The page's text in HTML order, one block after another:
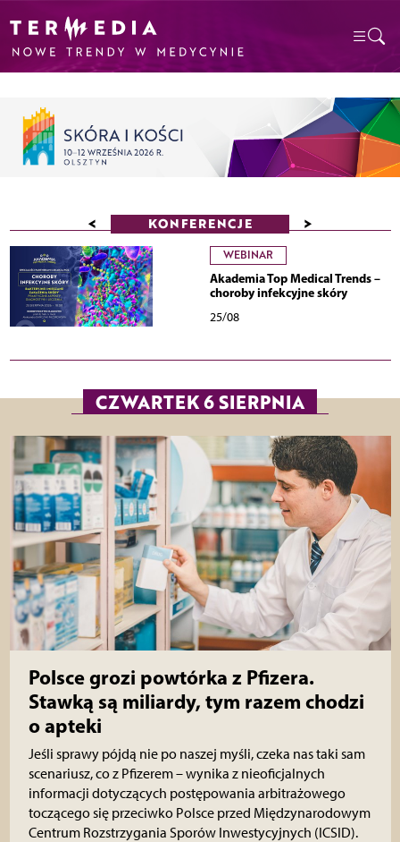
< KONFERENCJE >
WEBINAR
Akademia Top Medical Trends –
choroby infekcyjne skóry
25/08
CZWARTEK 6 SIERPNIA
Polsce grozi powtórka z Pfizera.
Stawką są miliardy, tym razem chodzi
o apteki
Jeśli sprawy pójdą nie po naszej myśli, czeka nas taki sam
scenariusz, co z Pfizerem – wynika z nieoficjalnych
informacji dotyczących postępowania arbitrażowego
toczącego się przeciwko Polsce przed Międzynarodowym
Centrum Rozstrzygania Sporów Inwestycyjnych (ICSID).